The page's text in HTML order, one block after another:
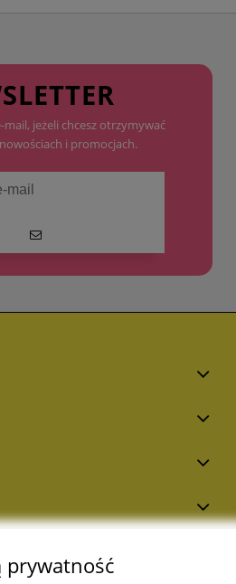
mail, jeżeli chcesz otrzymywać
i promocjach.
prywatność